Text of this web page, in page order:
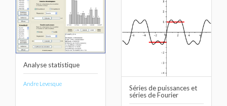
Analyse statistique
Andre Levesque
Séries de puissances et
séries de Fourier